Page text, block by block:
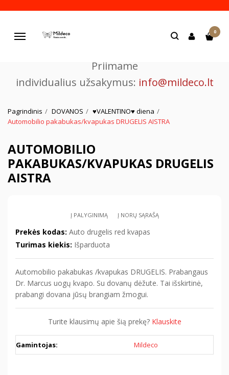
Navigacija
0
Priimame
individualius užsakymus: info@mildeco.lt
Pagrindinis DOVANOS
♥VALENTINO♥ diena
Automobilio pakabukas/kvapukas DRUGELIS AISTRA
AUTOMOBILIO
PAKABUKAS/KVAPUKAS DRUGELIS
AISTRA
Į PALYGINIMĄ Į NORŲ SĄRAŠĄ
Prekės kodas: Auto drugelis red kvapas
Turimas kiekis: Išparduota
Automobilio pakabukas /kvapukas DRUGELIS. Prabangaus
Dr. Marcus uogų kvapo. Su dovanų dėžute. Tai išskirtinė,
prabangi dovana jūsų brangiam žmogui.
Turite klausimų apie šią prekę? Klauskite
Gamintojas: Mildeco